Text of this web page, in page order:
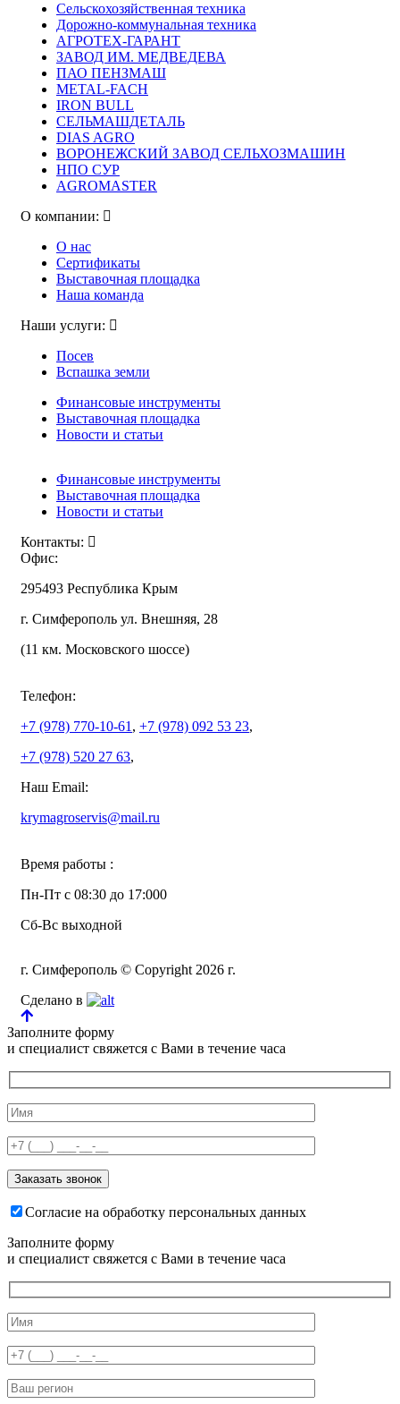
Сельскохозяйственная техника
Дорожно-коммунальная техника
АГРОТЕХ-ГАРАНТ
ЗАВОД ИМ. МЕДВЕДЕВА
ПАО ПЕНЗМАШ
METAL-FACH
IRON BULL
СЕЛЬМАШДЕТАЛЬ
DIAS AGRO
ВОРОНЕЖСКИЙ ЗАВОД СЕЛЬХОЗМАШИН
НПО СУР
AGROMASTER
О компании:
О нас
Сертификаты
Выставочная площадка
Наша команда
Наши услуги:
Посев
Вспашка земли
Финансовые инструменты
Выставочная площадка
Новости и статьи
Финансовые инструменты
Выставочная площадка
Новости и статьи
Контакты:
Офис:
295493 Республика Крым
г. Симферополь ул. Внешняя, 28
(11 км. Московского шоссе)
Телефон:
+7 (978) 770-10-61 , +7 (978) 092 53 23,
+7 (978) 520 27 63,
Наш Email:
krymagroservis@mail.ru
Время работы :
Пн-Пт с 08:30 до 17:000
Сб-Вс выходной
г. Симферополь © Copyright 2026 г.
Сделано в
Заполните форму
и специалист свяжется с Вами в течение часа
Согласие на обработку персональных данных
Заполните форму
и специалист свяжется с Вами в течение часа